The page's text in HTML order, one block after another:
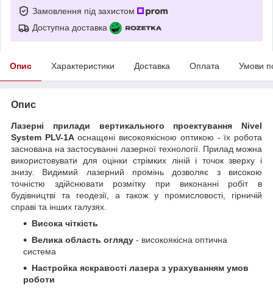
Замовлення під захистом
Доступна доставка
Опис Характеристики Доставка Оплата Умови
Опис
Лазерні прилади вертикального проектування Nivel
System PLV-1Aоснащені високоякісною оптикою - їх робота
заснована на застосуванні лазерної технології. Прилад можна
використовувати для оцінки стрімких ліній і точок зверху і
знизу. Видимий лазерний промінь дозволяє з високою
точністю здійснювати розмітку при виконанні робіт в
будівництві та геодезії, а також у промисловості, гірничій
справі та інших галузях.
Висока чіткість
Велика область огляду - високоякісна оптична
система
Настройка яскравості лазера з урахуванням умов
роботи